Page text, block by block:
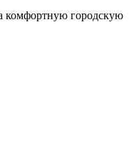
комфортную городскую